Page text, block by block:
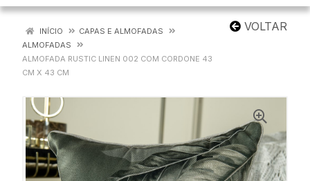
VOLTAR
INÍCIO
CAPAS E ALMOFADAS
ALMOFADAS
ALMOFADA RUSTIC LINEN 002 COM CORDONE 43
CM X 43 CM